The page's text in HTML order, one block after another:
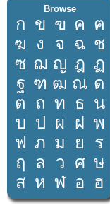
Browse
ก ข ฃ ค ฅ
ฆ ง จ ฉ ช
ซ ฌ ญ ฎ ฏ
ฐ ฑ ฒ ณ ด
ต ถ ท ธ น
บ ป ผ ฝ พ
ฟ ภ ม ย
ร
ฤ
ล ว ศ ษ
ส ห ฬ อ ฮ